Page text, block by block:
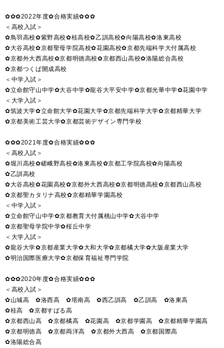
✿✿✿2022年度✿合格実績✿✿✿
＜高校入試＞
✿鳥羽高校✿紫野高校✿桂高校✿乙訓高校✿向陽高校✿洛東高校
✿大谷高校✿京都聖母学院高校✿花園高校✿京都先端科学大付属高校
✿京都外大西高校✿京都明徳高校✿京都西山高校✿洛陽総合高校
✿京都つくば開成高校
＜中学入試＞
✿立命館守山中学✿大谷中学✿龍谷大平安中学✿京都光華中学✿花園中学
＜大学入試＞
✿筑波大学✿立命館大学✿花園大学✿京都先端科学大学✿京都精華大学
✿京都美術工芸大学✿京都芸術デザイン専門学校
✿✿✿2021年度✿合格実績✿✿✿
＜高校入試＞
✿堀川高校✿嵯峨野高校✿洛東高校✿京都工学院高校✿向陽高校
✿乙訓高校
✿大谷高校✿花園高校✿京都外大西高校✿京都明徳高校✿京都西山高校
✿京都聖カタリナ高校✿京都精華学園高校
＜中学入試＞
✿立命館守山中学✿京都教育大付属桃山中学✿大谷中学
✿京都聖母学院中学✿桜丘中学
＜大学入試＞
✿龍谷大学✿京都産業大学✿大和大学✿京都橘大学✿大阪産業大学
✿明治国際医療大学✿京都保育福祉専門学院
✿✿✿2020年度✿合格実績✿✿✿
＜高校入試＞
✿山城高 ✿洛西高 ✿塔南高 ✿西乙訓高 ✿乙訓高 ✿洛東高
✿桂高 ✿京都すばる高
✿京都西山高 ✿京都橘高 ✿花園高 ✿京都学園高 ✿京都精華学園高
✿京都明徳高 ✿京都両洋高 ✿京都外大西高 ✿京都国際高
✿洛陽総合高